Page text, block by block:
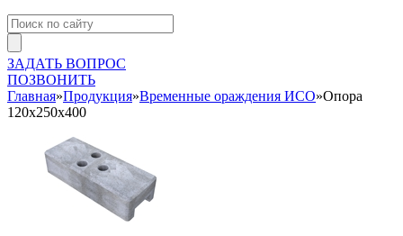
ЗАДАТЬ ВОПРОС
ПОЗВОНИТЬ
Главная»Продукция»Временные ораждения ИСО»Опора
120х250х400